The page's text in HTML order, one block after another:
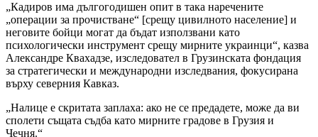
„Кадиров има дългогодишен опит в така наречените
„операции за прочистване“ [срещу цивилното население] и
неговите бойци могат да бъдат използвани като
психологически инструмент срещу мирните украинци“, казва
Александре Квахадзе, изследовател в Грузинската фондация
за стратегически и международни изследвания, фокусирана
върху северния Кавказ.
„Налице е скритата заплаха: ако не се предадете, може да ви
сполети същата съдба като мирните градове в Грузия и
Чечня.“